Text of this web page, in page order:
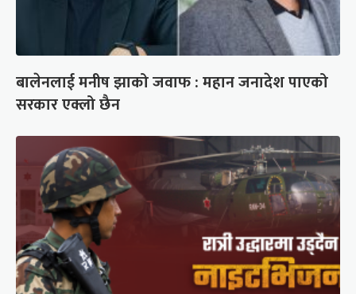
बालेनलाई मनीष झाको जवाफ : महान जनादेश पाएको
सरकार एक्लो छैन